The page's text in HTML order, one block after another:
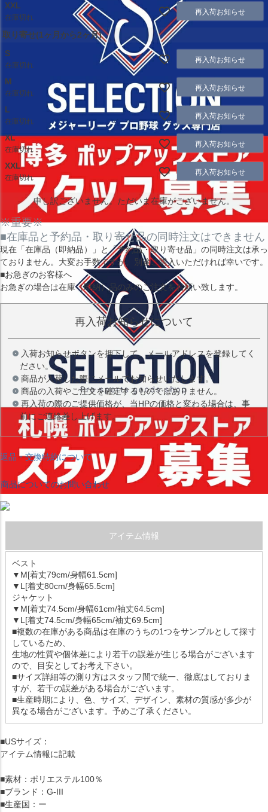
XXL
在庫切れ
再入荷お知らせ
取り寄せ(1ヶ月から2ヶ月)
S
在庫切れ
再入荷お知らせ
M
在庫切れ
再入荷お知らせ
L
在庫切れ
再入荷お知らせ
XL
在庫切れ
再入荷お知らせ
XXL
在庫切れ
再入荷お知らせ
申し訳ございません。ただいま在庫がございません。
※重要※
■在庫品と予約品・取り寄せ品の同時注文はできません
現在 「在庫品（即納品）」 と 「予約品・取り寄せ品」 の同時注文は承っ
ておりません。大変お手数ですが、別途ご購入いただければ幸いです。
■お急ぎのお客様へ
お急ぎの場合は在庫（即納）品のみのご注文をお願い致します。
再入荷お知らせについて
入荷お知らせボタンを押下して、メールアドレスを登録してく
ださい。
商品が入荷した際にメールでお知らせいたします。
商品の入荷やご注文を確定するものではありません。
再入荷の際のご提供価格が、当HPの価格と変わる場合は、事
前にご連絡差し上げます。
返品・交換特約について
商品についてのお問い合わせ
アイテム情報
ベスト
▼M[着丈79cm/身幅61.5cm]
▼L[着丈80cm/身幅65.5cm]
ジャケット
▼M[着丈74.5cm/身幅61cm/袖丈64.5cm]
▼L[着丈74.5cm/身幅65cm/袖丈69.5cm]
■複数の在庫がある商品は在庫のうちの1つをサンプルとして採寸
しているため、
生地の性質や個体差により若干の誤差が生じる場合がございます
ので、目安としてお考え下さい。
■サイズ詳細等の測り方はスタッフ間で統一、徹底はしておりま
すが、若干の誤差がある場合がございます。
■生産時期により、色、サイズ、デザイン、素材の質感が多少が
異なる場合がございます。予めご了承ください。
■USサイズ：
アイテム情報に記載
■素材：ポリエステル100％
■ブランド：G-III
■生産国：ー